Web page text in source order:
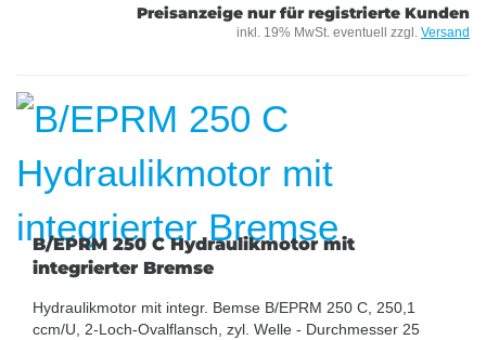
Preisanzeige nur für registrierte Kunden
inkl. 19% MwSt. eventuell zzgl. Versand
B/EPRM 250 C Hydraulikmotor mit
integrierter Bremse
Hydraulikmotor mit integr. Bemse B/EPRM 250 C, 250,1
ccm/U, 2-Loch-Ovalflansch, zyl. Welle - Durchmesser 25